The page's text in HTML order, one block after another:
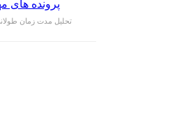
تحلیل مدت زمان